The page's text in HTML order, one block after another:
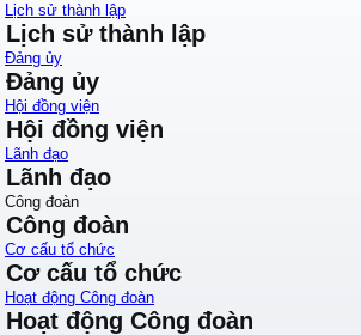
Lịch sử thành lập
Lịch sử thành lập
Đảng ủy
Đảng ủy
Hội đồng viện
Hội đồng viện
Lãnh đạo
Lãnh đạo
Công đoàn
Công đoàn
Cơ cấu tổ chức
Cơ cấu tổ chức
Hoạt động Công đoàn
Hoạt động Công đoàn